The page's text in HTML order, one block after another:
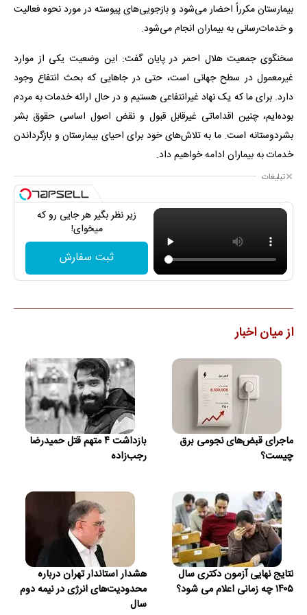
بیمارستان مکرراً احضار می‌شود و بازجویی‌های پیوسته در مورد نحوه فعالیت
و خدمات‌رسانی به بیماران انجام می‌شود.
سخنگوی جمعیت هلال احمر در پایان گفت: این وضعیت یکی از موارد
غیرمعمول در سطح جهانی است، حتی در جاهایی که بحث انتفاع وجود
دارد. برای ما که یک نهاد غیرانتفاعی هستیم و در حال ارائه خدمات به مردم
بوده‌ایم، چنین اقداماتی غیرقابل قبول و نقض اصول اساسی حقوق بشر
بشردوستانه است. ما به تلاش‌های خود برای احیای بیمارستان و بازگرداندن
خدمات به بیماران ادامه خواهیم داد.
تبلیغات
زیر نظر بگیر هر جایی رو که
میخوای!
ثبت سفارش
از میان اخبار
ماجرای قبض‌های نجومی برق
چیست؟
بازداشت ۴ متهم قتل حمیدرضا
رجب‌زاده
نتایج نهایی آزمون دکتری سال
۱۴۰۵ چه زمانی اعلام می شود؟
هشدار استاندار تهران درباره
محدودیت‌های انرژی در نیمه دوم
سال